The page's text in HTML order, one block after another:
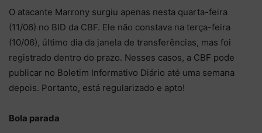
O atacante Marrony surgiu apenas nesta quarta-feira
(11/06) no BID da CBF. Ele não constava na terça-feira
(10/06), último dia da janela de transferências, mas foi
registrado dentro do prazo. Nesses casos, a CBF pode
publicar no Boletim Informativo Diário até uma semana
depois. Portanto, está regularizado e apto!
Bola parada